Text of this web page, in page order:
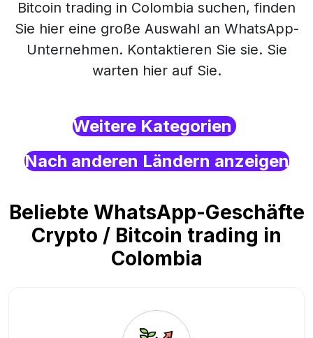
Bitcoin trading in Colombia suchen, finden
Sie hier eine große Auswahl an WhatsApp-
Unternehmen. Kontaktieren Sie sie. Sie
warten hier auf Sie.
Weitere Kategorien
Nach anderen Ländern anzeigen
Beliebte WhatsApp-Geschäfte
Crypto / Bitcoin trading in
Colombia